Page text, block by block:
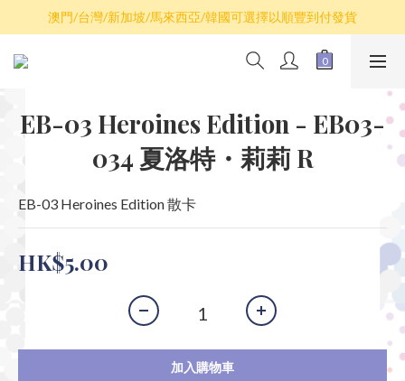
散卡買滿$100包平郵，全部產品買滿$800包順豐(香港境內)
澳門/台灣/新加坡/馬來西亞/韓國可選擇以順豐到付發貨
散卡買滿$100包平郵，全部產品買滿$800包順豐(香港境內)
EB-03 Heroines Edition - EB03-
034 夏洛特・莉莉 R
EB-03 Heroines Edition 散卡
HK$5.00
加入購物車